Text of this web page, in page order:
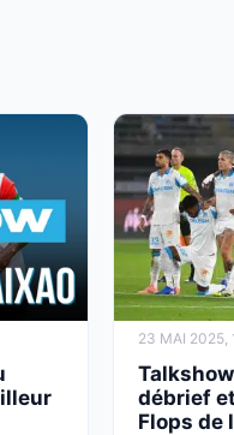
23 MAI 2025,
débrief
Flops de